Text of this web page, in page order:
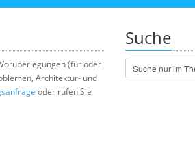
(für oder
Architektur- und
oder rufen Sie
Suche